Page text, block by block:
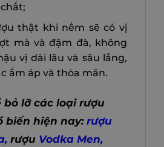
thật khi nếm sẽ có vị
mà và đậm đà, không
vị dài lâu và sâu lắng,
ấm áp và thỏa mãn.
bỏ lỡ các loại rượu
biến hiện nay:rượu
, rượu Vodka Men,